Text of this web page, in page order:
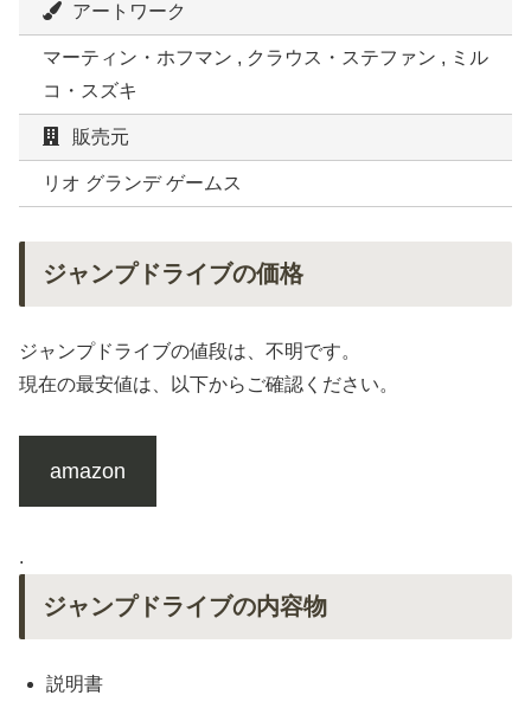
アートワーク
マーティン・ホフマン , クラウス・ステファン , ミル
コ・スズキ
販売元
リオ グランデ ゲームス
ジャンプドライブの価格
ジャンプドライブの値段は、不明です。
現在の最安値は、以下からご確認ください。
amazon
.
ジャンプドライブの内容物
説明書